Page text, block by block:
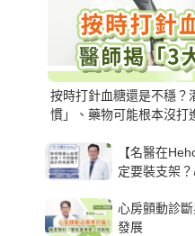
按時打針血糖還是不穩？
慣」、藥物可能根本沒打
【名醫在
定要裝支架
心房顫動診
發展